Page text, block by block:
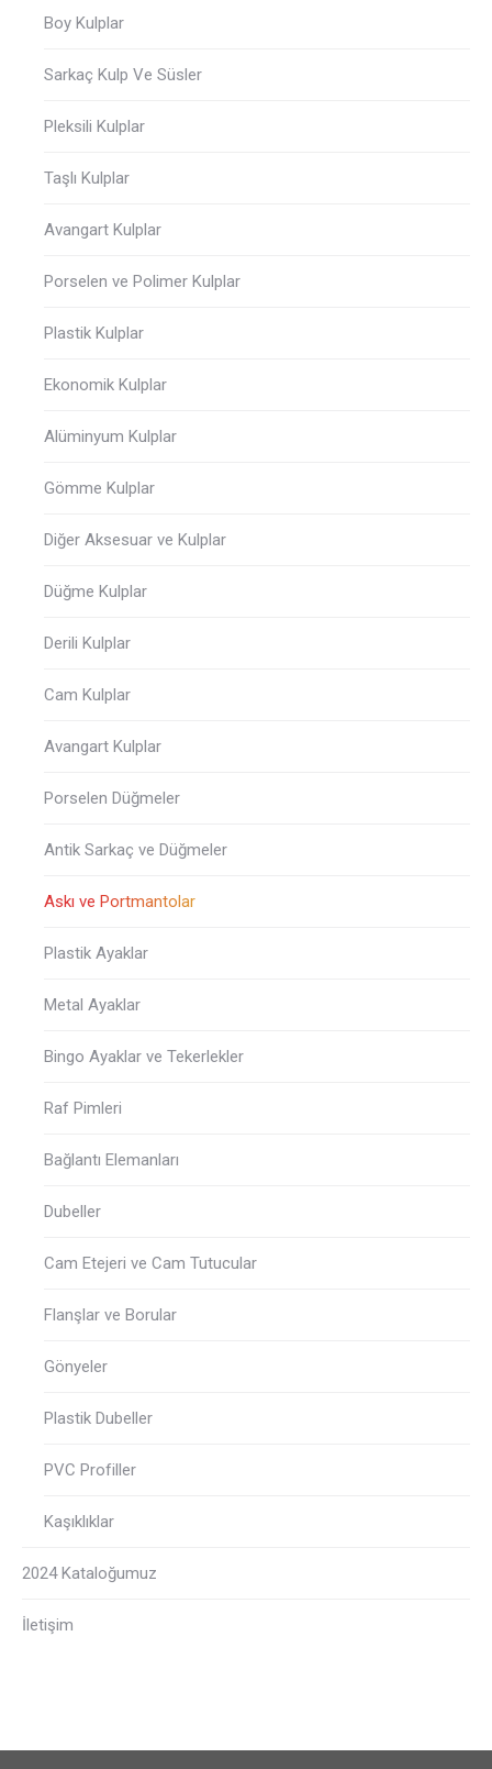
Boy Kulplar
Sarkaç Kulp Ve Süsler
Pleksili Kulplar
Taşlı Kulplar
Avangart Kulplar
Porselen ve Polimer Kulplar
Plastik Kulplar
Ekonomik Kulplar
Alüminyum Kulplar
Gömme Kulplar
Diğer Aksesuar ve Kulplar
Düğme Kulplar
Derili Kulplar
Cam Kulplar
Avangart Kulplar
Porselen Düğmeler
Antik Sarkaç ve Düğmeler
Askı ve Portmantolar
Plastik Ayaklar
Metal Ayaklar
Bingo Ayaklar ve Tekerlekler
Raf Pimleri
Bağlantı Elemanları
Dubeller
Cam Etejeri ve Cam Tutucular
Flanşlar ve Borular
Gönyeler
Plastik Dubeller
PVC Profiller
Kaşıklıklar
2024 Kataloğumuz
İletişim